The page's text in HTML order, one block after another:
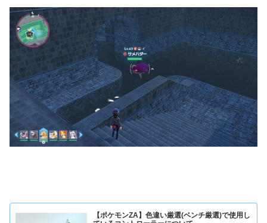
【ポケモンZA】色違い厳選(ベンチ厳選)で使用し